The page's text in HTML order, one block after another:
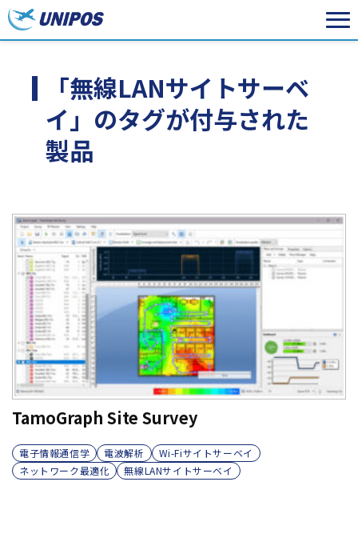
「無線LANサイトサーベ
イ」のタグが付与された
製品
TamoGraph Site Survey
電子情報通信学 電波解析
Wi-Fiサイトサーベイ
ネットワーク最適化
無線LANサイトサーベイ